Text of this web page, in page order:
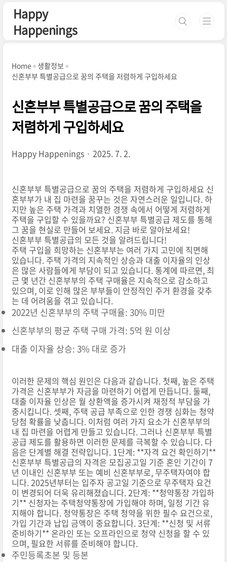
Happy
Happenings
Home
생활정보
신혼부부 특별공급으로 꿈의 주택을 저렴하게 구입하세요
신혼부부 특별공급으로 꿈의 주택을
저렴하게 구입하세요
Happy Happenings 2025. 7. 2.
신혼부부 특별공급으로 꿈의 주택을 저렴하게 구입하세요 신
혼부부가 내 집 마련을 꿈꾸는 것은 자연스러운 일입니다. 하
지만 높은 주택 가격과 치열한 경쟁 속에서 어떻게 저렴하게
주택을 구입할 수 있을까요? 신혼부부 특별공급 제도를 통해
그 꿈을 현실로 만들어 보세요. 지금 바로 알아보세요!
신혼부부 특별공급의 모든 것을 알려드립니다!
주택 구입을 희망하는 신혼부부는 여러 가지 고민에 직면해
있습니다. 주택 가격의 지속적인 상승과 대출 이자율의 인상
은 많은 사람들에게 부담이 되고 있습니다. 통계에 따르면, 최
근 몇 년간 신혼부부의 주택 구매율은 지속적으로 감소하고
있으며, 이로 인해 많은 부부들이 안정적인 주거 환경을 갖추
는 데 어려움을 겪고 있습니다.
2022년 신혼부부의 주택 구매율: 30% 미만
신혼부부의 평균 주택 구매 가격: 5억 원 이상
대출 이자율 상승: 3% 대로 증가
이러한 문제의 핵심 원인은 다음과 같습니다. 첫째, 높은 주택
가격은 신혼부부가 자금을 마련하기 어렵게 만듭니다. 둘째,
대출 이자율 인상은 월 상환액을 증가시켜 재정적 부담을 가
중시킵니다. 셋째, 주택 공급 부족으로 인한 경쟁 심화는 청약
당첨 확률을 낮춥니다. 이처럼 여러 가지 요소가 신혼부부의
내 집 마련을 어렵게 만들고 있습니다. 그러나 신혼부부 특별
공급 제도를 활용하면 이러한 문제를 극복할 수 있습니다. 다
음은 단계별 해결 전략입니다. 1단계: **자격 요건 확인하기**
신혼부부 특별공급의 자격은 모집공고일 기준 혼인 기간이 7
년 이내인 신혼부부 또는 예비 신혼부부로, 무주택자여야 합
니다. 2025년부터는 입주자 공고일 기준으로 무주택자 요건
이 변경되어 더욱 유리해졌습니다. 2단계: **청약통장 가입하
기** 신청자는 주택청약통장에 가입해야 하며, 일정 기간 유
지해야 합니다. 청약통장은 주택 청약을 위한 필수 요건으로,
가입 기간과 납입 금액이 중요합니다. 3단계: **신청 및 서류
준비하기** 온라인 또는 오프라인으로 청약 신청을 할 수 있
으며, 필요한 서류를 준비해야 합니다.
주민등록초본 및 등본